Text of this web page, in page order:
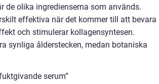
de olika ingredienserna som används.
effektiva när det kommer till att bevara
och stimulerar kollagensyntesen.
synliga ålderstecken, medan botaniska
serum”